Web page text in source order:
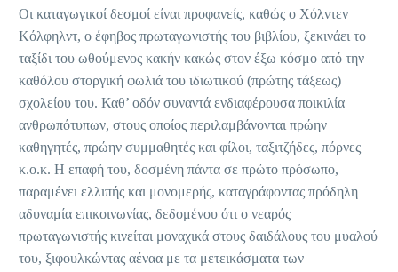
Οι καταγωγικοί δεσμοί είναι προφανείς, καθώς ο Χόλντεν
Κόλφηλντ, ο έφηβος πρωταγωνιστής του βιβλίου, ξεκινάει το
ταξίδι του ωθούμενος κακήν κακώς στον έξω κόσμο από την
καθόλου στοργική φωλιά του ιδιωτικού (πρώτης τάξεως)
σχολείου του. Καθ’ οδόν συναντά ενδιαφέρουσα ποικιλία
ανθρωπότυπων, στους οποίος περιλαμβάνονται πρώην
καθηγητές, πρώην συμμαθητές και φίλοι, ταξιτζήδες, πόρνες
κ.ο.κ. Η επαφή του, δοσμένη πάντα σε πρώτο πρόσωπο,
παραμένει ελλιπής και μονομερής, καταγράφοντας πρόδηλη
αδυναμία επικοινωνίας, δεδομένου ότι ο νεαρός
πρωταγωνιστής κινείται μοναχικά στους δαιδάλους του μυαλού
του, ξιφουλκώντας αέναα με τα μετεικάσματα των